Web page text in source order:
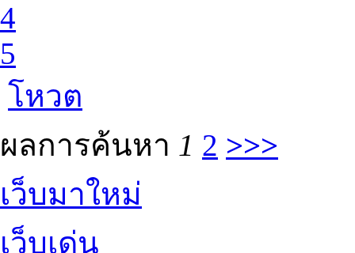
4
5
โหวต
ผลการค้นหา 1 2 >>>
เว็บมาใหม่
เว็บเด่น